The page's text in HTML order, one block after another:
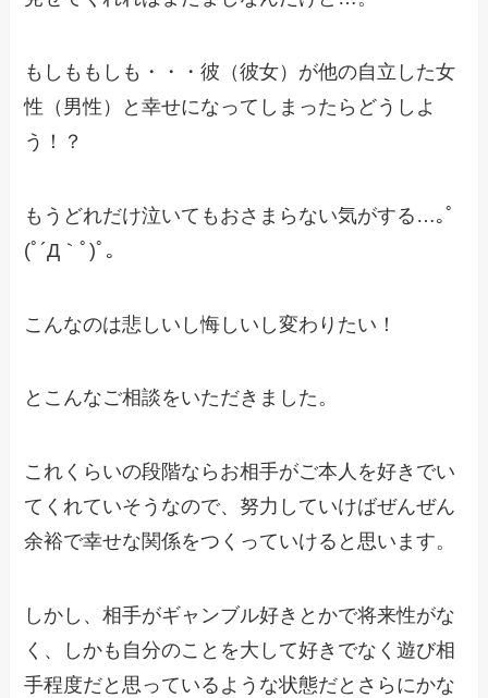
もしももしも・・・彼（彼女）が他の自立した女
性（男性）と幸せになってしまったらどうしよ
う！？
もうどれだけ泣いてもおさまらない気がする…｡ﾟ
(ﾟ´Д｀ﾟ)ﾟ｡
こんなのは悲しいし悔しいし変わりたい！
とこんなご相談をいただきました。
これくらいの段階ならお相手がご本人を好きでい
てくれていそうなので、 努力していけばぜんぜん
余裕で幸せな関係をつくっていけると思います。
しかし、相手がギャンブル好きとかで将来性がな
く、
しかも自分のことを大して好きでなく遊び相
手程度だと思っているような状態だとさらにかな